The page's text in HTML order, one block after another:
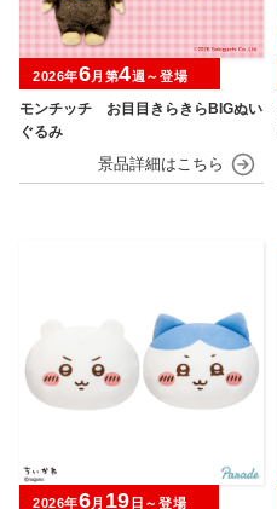
モンチッチ お目目きらきらBIGぬい
ぐるみ
2026年6月第4週～登場
2026年6月 19 日～登場